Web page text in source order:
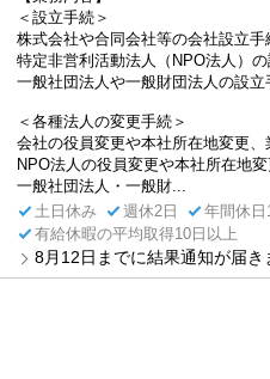
＜設立手続＞
株式会社や合同会社等の会社設立手
特定非営利活動法人（NPO法人）
一般社団法人や一般財団法人の設立
＜各種法人の変更手続＞
会社の役員変更や本社所在地変更
NPO法人の役員変更や本社所在地
一般社団法人・一般財...
土日休み
週休2日
年間休日
有給休暇の平均取得10日以上
8月12日までに結果通知が届き